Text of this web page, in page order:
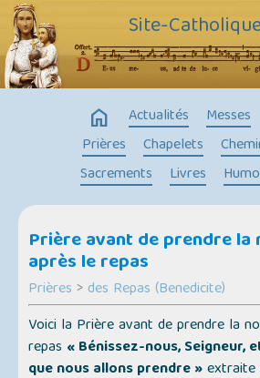
Site-
home Actualités Messes
Prières
Chapelets
Sacrements
Livres
Prière avant de prendre
après le repas
Prières > des Repas (Benedicite)
Voici la Prière avant de prendre la
repas « Bénissez-nous, Seigneur,
que nous allons prendre »